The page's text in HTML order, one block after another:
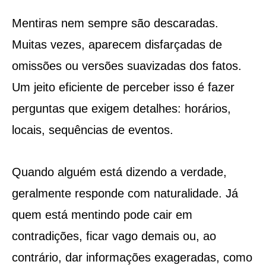
Mentiras nem sempre são descaradas.
Muitas vezes, aparecem disfarçadas de
omissões ou versões suavizadas dos fatos.
Um jeito eficiente de perceber isso é fazer
perguntas que exigem detalhes: horários,
locais, sequências de eventos.
Quando alguém está dizendo a verdade,
geralmente responde com naturalidade. Já
quem está mentindo pode cair em
contradições, ficar vago demais ou, ao
contrário, dar informações exageradas, como